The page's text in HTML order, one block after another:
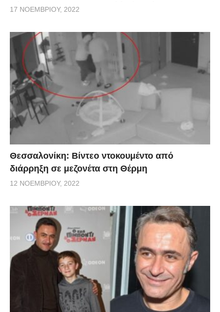
17 ΝΟΕΜΒΡΊΟΥ, 2022
Θεσσαλονίκη: Βίντεο ντοκουμέντο από
διάρρηξη σε μεζονέτα στη Θέρμη
12 ΝΟΕΜΒΡΊΟΥ, 2022